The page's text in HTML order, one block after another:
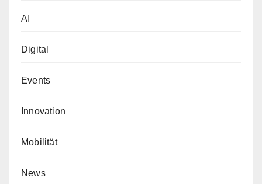
AI
Digital
Events
Innovation
Mobilität
News